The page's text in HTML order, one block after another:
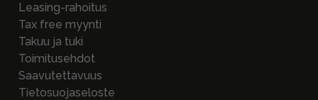
Leasing-rahoitus
Tax free myynti
Takuu ja tuki
Toimitusehdot
Saavutettavuus
Tietosuojaseloste